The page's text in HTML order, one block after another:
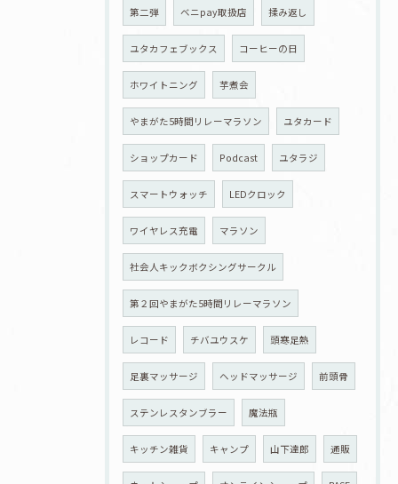
第二弾 ベニpay取扱店 揉み返し
ユタカフェブックス コーヒーの日
ホワイトニング 芋煮会
やまがた5時間リレーマラソン ユタカード
ショップカード Podcast ユタラジ
スマートウォッチ LEDクロック
ワイヤレス充電 マラソン
社会人キックボクシングサークル
第２回やまがた5時間リレーマラソン
レコード チバユウスケ 頭寒足熱
足裏マッサージ ヘッドマッサージ 前頭骨
ステンレスタンブラー 魔法瓶
キッチン雑貨 キャンプ 山下達郎 通販